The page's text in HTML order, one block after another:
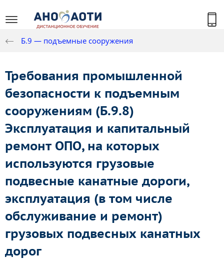
Б.9 — подъемные сооружения
Требования промышленной
безопасности к подъемным
сооружениям (Б.9.8)
Эксплуатация и капитальный
ремонт ОПО, на которых
используются грузовые
подвесные канатные дороги,
эксплуатация (в том числе
обслуживание и ремонт)
грузовых подвесных канатных
дорог